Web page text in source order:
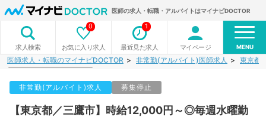
医師の求人・転職・アルバイトはマイナビDOCTOR
求人検索 お気に入り求人
0
最近見た求人
1
マイページ MENU
医師求人・転職のマイナビDOCTOR 非常勤(アルバイト)医師求人 東京都
非常勤(アルバイト)求人 募集停止
【東京都／三鷹市】時給12,000円～◎毎週水曜勤